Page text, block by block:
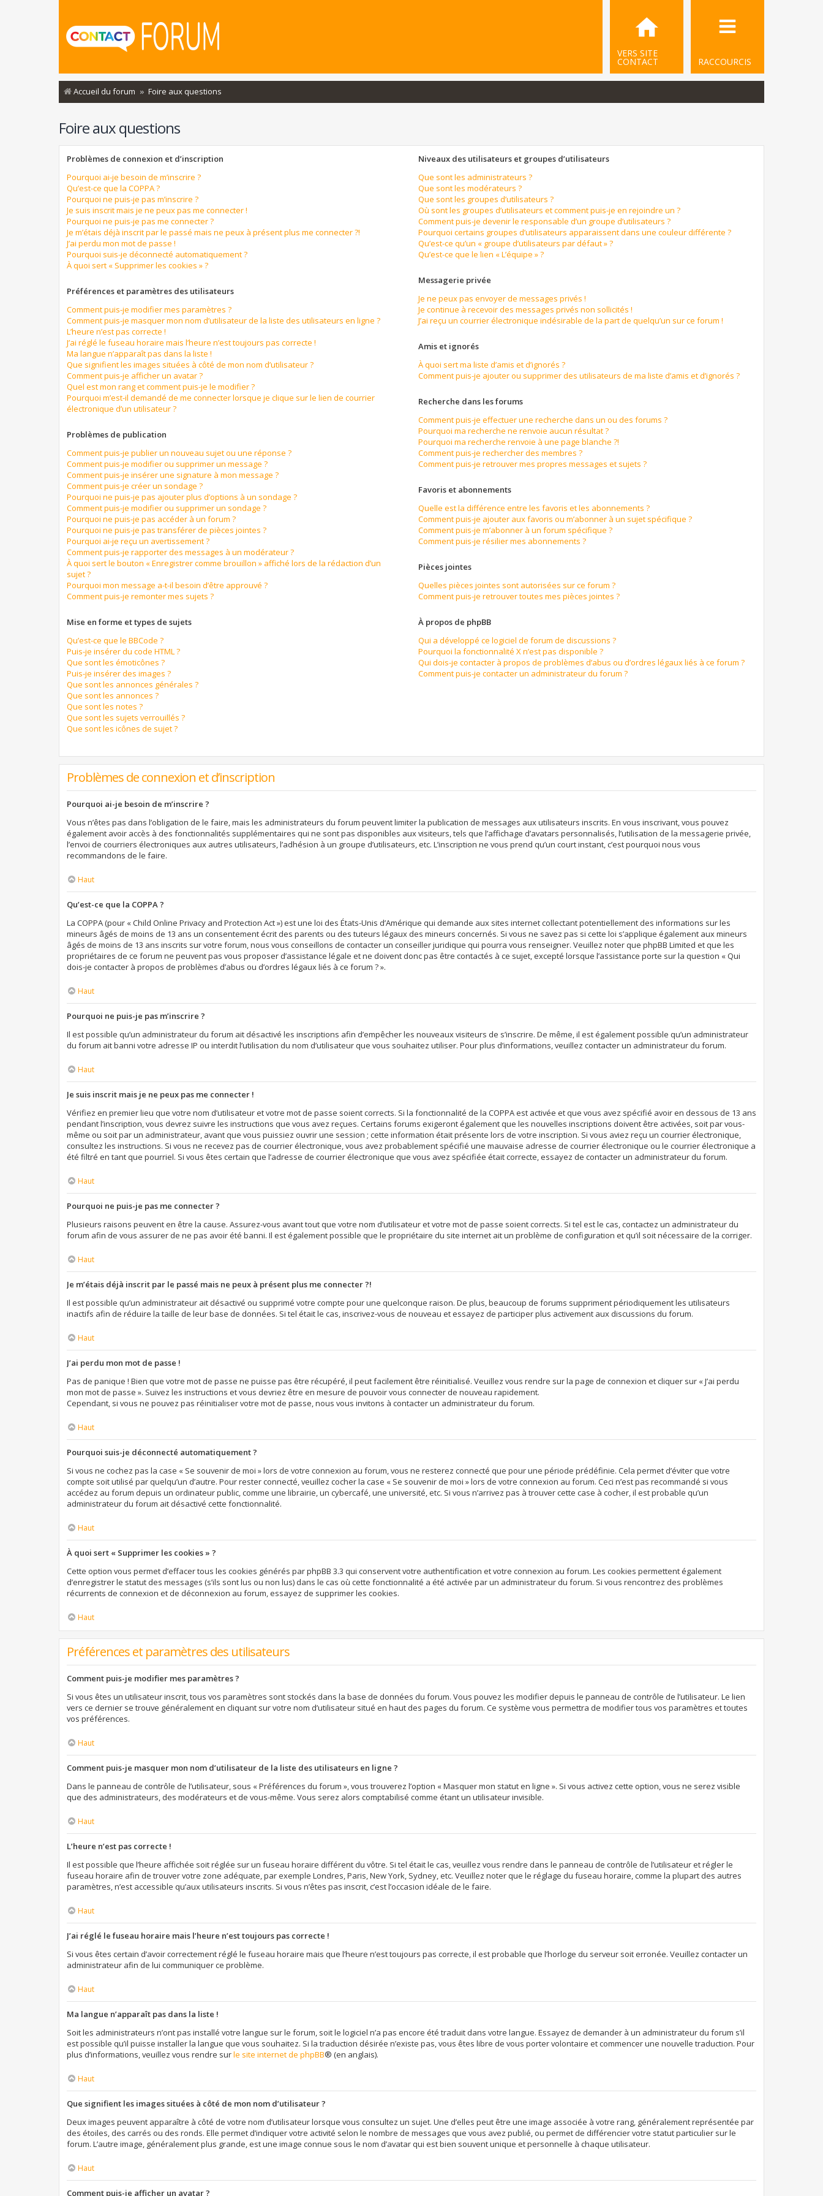
RACCOURCIS
VERS SITE
CONTACT
Accueil du forum Foire aux questions
Foire aux questions
Problèmes de connexion et d’inscription
Pourquoi ai-je besoin de m’inscrire ?
Qu’est-ce que la COPPA ?
Pourquoi ne puis-je pas m’inscrire ?
Je suis inscrit mais je ne peux pas me connecter !
Pourquoi ne puis-je pas me connecter ?
Je m’étais déjà inscrit par le passé mais ne peux à présent plus me connecter ?!
J’ai perdu mon mot de passe !
Pourquoi suis-je déconnecté automatiquement ?
À quoi sert « Supprimer les cookies » ?
Préférences et paramètres des utilisateurs
Comment puis-je modifier mes paramètres ?
Comment puis-je masquer mon nom d’utilisateur de la liste des utilisateurs en ligne ?
L’heure n’est pas correcte !
J’ai réglé le fuseau horaire mais l’heure n’est toujours pas correcte !
Ma langue n’apparaît pas dans la liste !
Que signifient les images situées à côté de mon nom d’utilisateur ?
Comment puis-je afficher un avatar ?
Quel est mon rang et comment puis-je le modifier ?
Pourquoi m’est-il demandé de me connecter lorsque je clique sur le lien de courrier
électronique d’un utilisateur ?
Problèmes de publication
Comment puis-je publier un nouveau sujet ou une réponse ?
Comment puis-je modifier ou supprimer un message ?
Comment puis-je insérer une signature à mon message ?
Comment puis-je créer un sondage ?
Pourquoi ne puis-je pas ajouter plus d’options à un sondage ?
Comment puis-je modifier ou supprimer un sondage ?
Pourquoi ne puis-je pas accéder à un forum ?
Pourquoi ne puis-je pas transférer de pièces jointes ?
Pourquoi ai-je reçu un avertissement ?
Comment puis-je rapporter des messages à un modérateur ?
À quoi sert le bouton « Enregistrer comme brouillon » affiché lors de la rédaction d’un
sujet ?
Pourquoi mon message a-t-il besoin d’être approuvé ?
Comment puis-je remonter mes sujets ?
Mise en forme et types de sujets
Qu’est-ce que le BBCode ?
Puis-je insérer du code HTML ?
Que sont les émoticônes ?
Puis-je insérer des images ?
Que sont les annonces générales ?
Que sont les annonces ?
Que sont les notes ?
Que sont les sujets verrouillés ?
Que sont les icônes de sujet ?
Niveaux des utilisateurs et groupes d’utilisateurs
Que sont les administrateurs ?
Que sont les modérateurs ?
Que sont les groupes d’utilisateurs ?
Où sont les groupes d’utilisateurs et comment puis-je en rejoindre un ?
Comment puis-je devenir le responsable d’un groupe d’utilisateurs ?
Pourquoi certains groupes d’utilisateurs apparaissent dans une couleur différente ?
Qu’est-ce qu’un « groupe d’utilisateurs par défaut » ?
Qu’est-ce que le lien « L’équipe » ?
Messagerie privée
Je ne peux pas envoyer de messages privés !
Je continue à recevoir des messages privés non sollicités !
J’ai reçu un courrier électronique indésirable de la part de quelqu’un sur ce forum !
Amis et ignorés
À quoi sert ma liste d’amis et d’ignorés ?
Comment puis-je ajouter ou supprimer des utilisateurs de ma liste d’amis et d’ignorés ?
Recherche dans les forums
Comment puis-je effectuer une recherche dans un ou des forums ?
Pourquoi ma recherche ne renvoie aucun résultat ?
Pourquoi ma recherche renvoie à une page blanche ?!
Comment puis-je rechercher des membres ?
Comment puis-je retrouver mes propres messages et sujets ?
Favoris et abonnements
Quelle est la différence entre les favoris et les abonnements ?
Comment puis-je ajouter aux favoris ou m’abonner à un sujet spécifique ?
Comment puis-je m’abonner à un forum spécifique ?
Comment puis-je résilier mes abonnements ?
Pièces jointes
Quelles pièces jointes sont autorisées sur ce forum ?
Comment puis-je retrouver toutes mes pièces jointes ?
À propos de phpBB
Qui a développé ce logiciel de forum de discussions ?
Pourquoi la fonctionnalité X n’est pas disponible ?
Qui dois-je contacter à propos de problèmes d’abus ou d’ordres légaux liés à ce forum ?
Comment puis-je contacter un administrateur du forum ?
Problèmes de connexion et d’inscription
Pourquoi ai-je besoin de m’inscrire ?
Vous n’êtes pas dans l’obligation de le faire, mais les administrateurs du forum peuvent limiter la publication de messages aux utilisateurs inscrits. En vous inscrivant, vous pouvez
également avoir accès à des fonctionnalités supplémentaires qui ne sont pas disponibles aux visiteurs, tels que l’affichage d’avatars personnalisés, l’utilisation de la messagerie privée,
l’envoi de courriers électroniques aux autres utilisateurs, l’adhésion à un groupe d’utilisateurs, etc. L’inscription ne vous prend qu’un court instant, c’est pourquoi nous vous
recommandons de le faire.
Haut
Qu’est-ce que la COPPA ?
La COPPA (pour « Child Online Privacy and Protection Act ») est une loi des États-Unis d’Amérique qui demande aux sites internet collectant potentiellement des informations sur les
mineurs âgés de moins de 13 ans un consentement écrit des parents ou des tuteurs légaux des mineurs concernés. Si vous ne savez pas si cette loi s’applique également aux mineurs
âgés de moins de 13 ans inscrits sur votre forum, nous vous conseillons de contacter un conseiller juridique qui pourra vous renseigner. Veuillez noter que phpBB Limited et que les
propriétaires de ce forum ne peuvent pas vous proposer d’assistance légale et ne doivent donc pas être contactés à ce sujet, excepté lorsque l’assistance porte sur la question « Qui
dois-je contacter à propos de problèmes d’abus ou d’ordres légaux liés à ce forum ? ».
Haut
Pourquoi ne puis-je pas m’inscrire ?
Il est possible qu’un administrateur du forum ait désactivé les inscriptions afin d’empêcher les nouveaux visiteurs de s’inscrire. De même, il est également possible qu’un administrateur
du forum ait banni votre adresse IP ou interdit l’utilisation du nom d’utilisateur que vous souhaitez utiliser. Pour plus d’informations, veuillez contacter un administrateur du forum.
Haut
Je suis inscrit mais je ne peux pas me connecter !
Vérifiez en premier lieu que votre nom d’utilisateur et votre mot de passe soient corrects. Si la fonctionnalité de la COPPA est activée et que vous avez spécifié avoir en dessous de 13 ans
pendant l’inscription, vous devrez suivre les instructions que vous avez reçues. Certains forums exigeront également que les nouvelles inscriptions doivent être activées, soit par vous-
même ou soit par un administrateur, avant que vous puissiez ouvrir une session ; cette information était présente lors de votre inscription. Si vous aviez reçu un courrier électronique,
consultez les instructions. Si vous ne recevez pas de courrier électronique, vous avez probablement spécifié une mauvaise adresse de courrier électronique ou le courrier électronique a
été filtré en tant que pourriel. Si vous êtes certain que l’adresse de courrier électronique que vous avez spécifiée était correcte, essayez de contacter un administrateur du forum.
Haut
Pourquoi ne puis-je pas me connecter ?
Plusieurs raisons peuvent en être la cause. Assurez-vous avant tout que votre nom d’utilisateur et votre mot de passe soient corrects. Si tel est le cas, contactez un administrateur du
forum afin de vous assurer de ne pas avoir été banni. Il est également possible que le propriétaire du site internet ait un problème de configuration et qu’il soit nécessaire de la corriger.
Haut
Je m’étais déjà inscrit par le passé mais ne peux à présent plus me connecter ?!
Il est possible qu’un administrateur ait désactivé ou supprimé votre compte pour une quelconque raison. De plus, beaucoup de forums suppriment périodiquement les utilisateurs
inactifs afin de réduire la taille de leur base de données. Si tel était le cas, inscrivez-vous de nouveau et essayez de participer plus activement aux discussions du forum.
Haut
J’ai perdu mon mot de passe !
Pas de panique ! Bien que votre mot de passe ne puisse pas être récupéré, il peut facilement être réinitialisé. Veuillez vous rendre sur la page de connexion et cliquer sur « J’ai perdu
mon mot de passe ». Suivez les instructions et vous devriez être en mesure de pouvoir vous connecter de nouveau rapidement.
Cependant, si vous ne pouvez pas réinitialiser votre mot de passe, nous vous invitons à contacter un administrateur du forum.
Haut
Pourquoi suis-je déconnecté automatiquement ?
Si vous ne cochez pas la case « Se souvenir de moi » lors de votre connexion au forum, vous ne resterez connecté que pour une période prédéfinie. Cela permet d’éviter que votre
compte soit utilisé par quelqu’un d’autre. Pour rester connecté, veuillez cocher la case « Se souvenir de moi » lors de votre connexion au forum. Ceci n’est pas recommandé si vous
accédez au forum depuis un ordinateur public, comme une librairie, un cybercafé, une université, etc. Si vous n’arrivez pas à trouver cette case à cocher, il est probable qu’un
administrateur du forum ait désactivé cette fonctionnalité.
Haut
À quoi sert « Supprimer les cookies » ?
Cette option vous permet d’effacer tous les cookies générés par phpBB 3.3 qui conservent votre authentification et votre connexion au forum. Les cookies permettent également
d’enregistrer le statut des messages (s’ils sont lus ou non lus) dans le cas où cette fonctionnalité a été activée par un administrateur du forum. Si vous rencontrez des problèmes
récurrents de connexion et de déconnexion au forum, essayez de supprimer les cookies.
Haut
Préférences et paramètres des utilisateurs
Comment puis-je modifier mes paramètres ?
Si vous êtes un utilisateur inscrit, tous vos paramètres sont stockés dans la base de données du forum. Vous pouvez les modifier depuis le panneau de contrôle de l’utilisateur. Le lien
vers ce dernier se trouve généralement en cliquant sur votre nom d’utilisateur situé en haut des pages du forum. Ce système vous permettra de modifier tous vos paramètres et toutes
vos préférences.
Haut
Comment puis-je masquer mon nom d’utilisateur de la liste des utilisateurs en ligne ?
Dans le panneau de contrôle de l’utilisateur, sous « Préférences du forum », vous trouverez l’option « Masquer mon statut en ligne ». Si vous activez cette option, vous ne serez visible
que des administrateurs, des modérateurs et de vous-même. Vous serez alors comptabilisé comme étant un utilisateur invisible.
Haut
L’heure n’est pas correcte !
Il est possible que l’heure affichée soit réglée sur un fuseau horaire différent du vôtre. Si tel était le cas, veuillez vous rendre dans le panneau de contrôle de l’utilisateur et régler le
fuseau horaire afin de trouver votre zone adéquate, par exemple Londres, Paris, New York, Sydney, etc. Veuillez noter que le réglage du fuseau horaire, comme la plupart des autres
paramètres, n’est accessible qu’aux utilisateurs inscrits. Si vous n’êtes pas inscrit, c’est l’occasion idéale de le faire.
Haut
J’ai réglé le fuseau horaire mais l’heure n’est toujours pas correcte !
Si vous êtes certain d’avoir correctement réglé le fuseau horaire mais que l’heure n’est toujours pas correcte, il est probable que l’horloge du serveur soit erronée. Veuillez contacter un
administrateur afin de lui communiquer ce problème.
Haut
Ma langue n’apparaît pas dans la liste !
Soit les administrateurs n’ont pas installé votre langue sur le forum, soit le logiciel n’a pas encore été traduit dans votre langue. Essayez de demander à un administrateur du forum s’il
est possible qu’il puisse installer la langue que vous souhaitez. Si la traduction désirée n’existe pas, vous êtes libre de vous porter volontaire et commencer une nouvelle traduction. Pour
plus d’informations, veuillez vous rendre surle site internet de phpBB® (en anglais).
Haut
Que signifient les images situées à côté de mon nom d’utilisateur ?
Deux images peuvent apparaître à côté de votre nom d’utilisateur lorsque vous consultez un sujet. Une d’elles peut être une image associée à votre rang, généralement représentée par
des étoiles, des carrés ou des ronds. Elle permet d’indiquer votre activité selon le nombre de messages que vous avez publié, ou permet de différencier votre statut particulier sur le
forum. L’autre image, généralement plus grande, est une image connue sous le nom d’avatar qui est bien souvent unique et personnelle à chaque utilisateur.
Haut
Comment puis-je afficher un avatar ?